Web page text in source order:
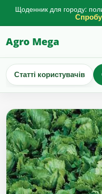
Щоденник для городу:
Agro Mega
Статті користувачів